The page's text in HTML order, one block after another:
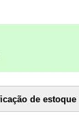
de estoque